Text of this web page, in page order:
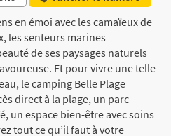
en émoi avec les camaïeux de
les senteurs marines
de ses paysages naturels
Et pour vivre une telle
le camping Belle Plage
direct à la plage, un parc
un espace bien-être avec soins
tout ce qu’il faut à votre